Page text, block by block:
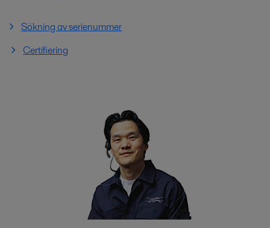
Sökning av serienummer
Certifiering